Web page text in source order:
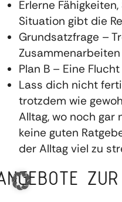
Erlerne
Situation gibt die
Grundsatzfrage –
Zusammenarbeiten
Plan B – Eine
Lass dich nicht
trotzdem wie
Alltag, wo noch
keine guten
der Alltag viel zu